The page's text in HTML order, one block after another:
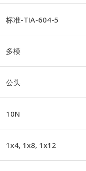
标准-TIA-604-5
多模
公头
10N
1x4, 1x8, 1x12